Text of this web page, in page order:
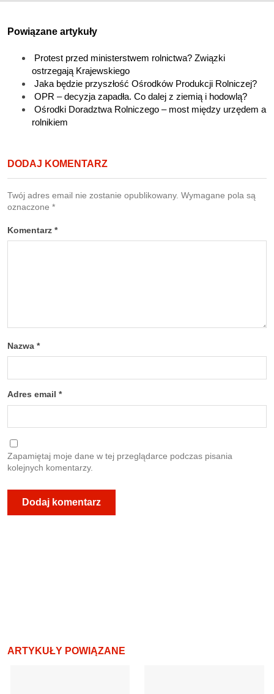
Powiązane artykuły
Protest przed ministerstwem rolnictwa? Związki
ostrzegają Krajewskiego
Jaka będzie przyszłość Ośrodków Produkcji Rolniczej?
OPR – decyzja zapadła. Co dalej z ziemią i hodowlą?
Ośrodki Doradztwa Rolniczego – most między urzędem a
rolnikiem
DODAJ KOMENTARZ
Twój adres email nie zostanie opublikowany. Wymagane pola są
oznaczone *
Komentarz *
Nazwa *
Adres email *
Zapamiętaj moje dane w tej przeglądarce podczas pisania
kolejnych komentarzy.
ARTYKUŁY POWIĄZANE